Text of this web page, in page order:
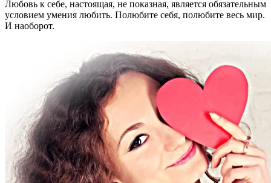
Любовь к себе, настоящая, не показная, является обязательным
условием умения любить. Полюбите себя, полюбите весь мир.
И наоборот.